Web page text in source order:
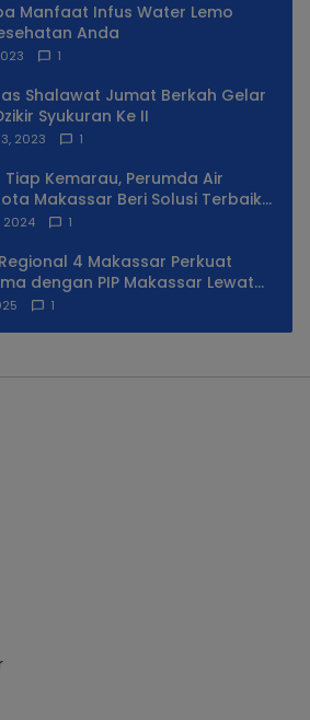
Manfaat Infus Water Lemo
Anda
1
Shalawat Jumat Berkah Gelar
Syukuran Ke II
2023 1
Tiap Kemarau, Perumda Air
Makassar Beri Solusi Terbaik
Utara Kota
2024 1
4 Makassar Perkuat
dengan PIP Makassar Lewat
1